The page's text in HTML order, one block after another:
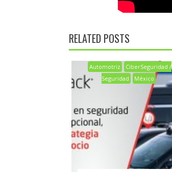
RELATED POSTS
Automotriz
CiberSeguridad /
Seguridad
México